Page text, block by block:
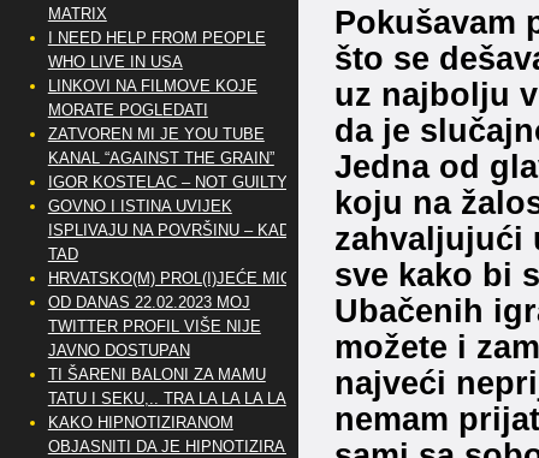
Pokušavam
što se
uz najbolju
da je
Jedna od
koju na
zahvaljujući
sve kako bi
Ubačenih
možete i
najveći
nemam
MATRIX
I NEED HELP FROM PEOPLE
WHO LIVE IN USA
LINKOVI NA FILMOVE KOJE
MORATE POGLEDATI
ZATVOREN MI JE YOU TUBE
KANAL “AGAINST THE GRAIN”
IGOR KOSTELAC – NOT GUILTY
GOVNO I ISTINA UVIJEK
ISPLIVAJU NA POVRŠINU – KAD
TAD
HRVATSKO(M) PROL(I)JEĆE MIG
OD DANAS 22.02.2023 MOJ
TWITTER PROFIL VIŠE NIJE
JAVNO DOSTUPAN
TI ŠARENI BALONI ZA MAMU
TATU I SEKU,.. TRA LA LA LA LA
KAKO HIPNOTIZIRANOM
OBJASNITI DA JE HIPNOTIZIRAN